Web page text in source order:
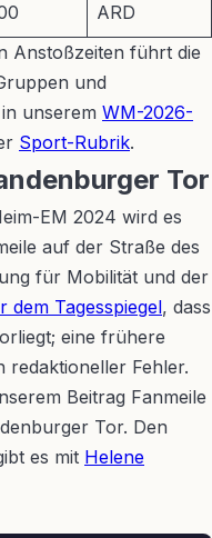
ARD
Anstoßzeiten führt die
und
unserem WM-2026-
Sport-Rubrik.
Tor
EM 2024 wird es
auf der Straße des
für Mobilität und der
dem Tagesspiegel, dass
eine frühere
redaktioneller Fehler.
Beitrag Fanmeile
Tor. Den
es mit Helene